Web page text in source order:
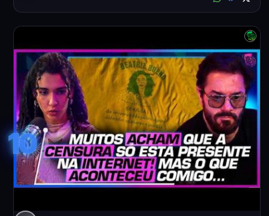
10